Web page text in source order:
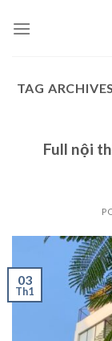
TAG
Full nội
03
Th1